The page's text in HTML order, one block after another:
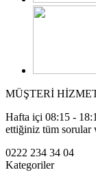
MÜŞTERİ
Hafta içi 08:15 -
ettiğiniz tüm sorular
0222 234 34 04
Kategoriler